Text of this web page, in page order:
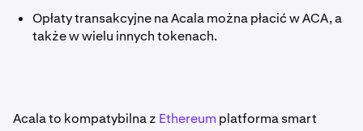
Opłaty transakcyjne na Acala można płacić w ACA, a
także w wielu innych tokenach.
Acala to kompatybilna z Ethereum platforma smart